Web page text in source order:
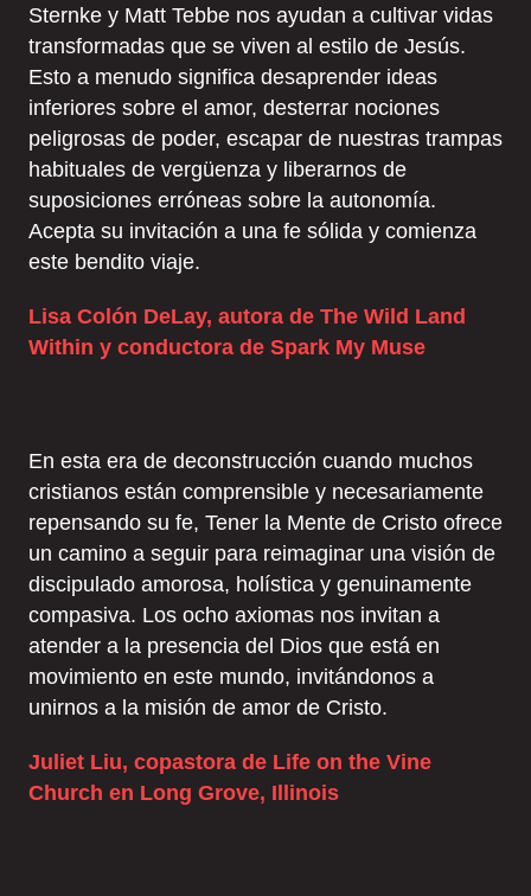
Sternke y Matt Tebbe nos ayudan a cultivar vidas
transformadas que se viven al estilo de Jesús.
Esto a menudo significa desaprender ideas
inferiores sobre el amor, desterrar nociones
peligrosas de poder, escapar de nuestras trampas
habituales de vergüenza y liberarnos de
suposiciones erróneas sobre la autonomía.
Acepta su invitación a una fe sólida y comienza
este bendito viaje.
Lisa Colón DeLay, autora de The Wild Land
Within y conductora de Spark My Muse
En esta era de deconstrucción cuando muchos
cristianos están comprensible y necesariamente
repensando su fe, Tener la Mente de Cristo ofrece
un camino a seguir para reimaginar una visión de
discipulado amorosa, holística y genuinamente
compasiva. Los ocho axiomas nos invitan a
atender a la presencia del Dios que está en
movimiento en este mundo, invitándonos a
unirnos a la misión de amor de Cristo.
Juliet Liu, copastora de Life on the Vine
Church en Long Grove, Illinois